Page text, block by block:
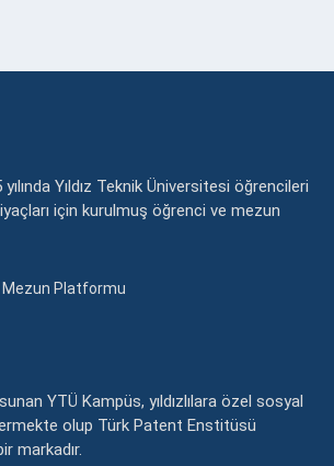
Yıldız Teknik Üniversitesi öğrencileri
için kurulmuş öğrenci ve mezun
Mezun Platformu
YTÜ Kampüs, yıldızlılara özel sosyal
olup Türk Patent Enstitüsü
markadır.